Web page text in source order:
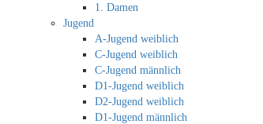
1. Damen
Jugend
A-Jugend weiblich
C-Jugend weiblich
C-Jugend männlich
D1-Jugend weiblich
D2-Jugend weiblich
D1-Jugend männlich